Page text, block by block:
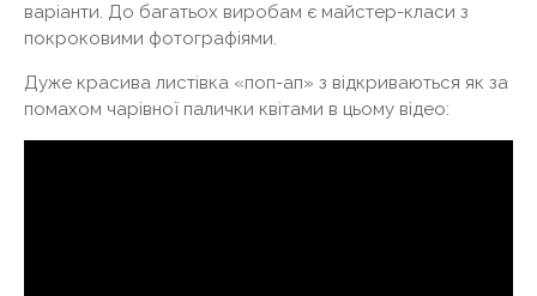
варіанти. До багатьох виробам є майстер-класи з
покроковими фотографіями.
Дуже красива листівка «поп-ап» з відкриваються як за
помахом чарівної палички квітами в цьому відео: